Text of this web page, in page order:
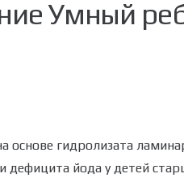
Умный
основе гидролизата
йода у детей